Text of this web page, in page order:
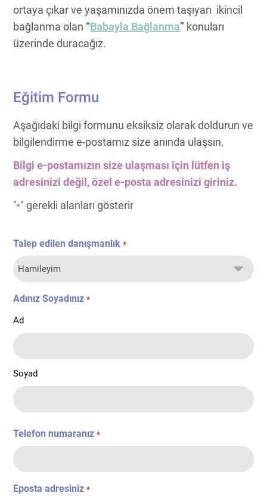
ortaya çıkar ve yaşamınızda önem taşıyan ikincil
bağlanma olan “Babayla Bağlanma” konuları
üzerinde duracağız.
Eğitim Formu
Aşağıdaki bilgi formunu eksiksiz olarak doldurun ve
bilgilendirme e-postamız size anında ulaşsın.
Bilgi e-postamızın size ulaşması için lütfen iş
adresinizi değil, özel e-posta adresinizi giriniz.
"*" gerekli alanları gösterir
Talep edilen danışmanlık *
Adınız Soyadınız *
Ad
Soyad
Telefon numaranız *
Eposta adresiniz *